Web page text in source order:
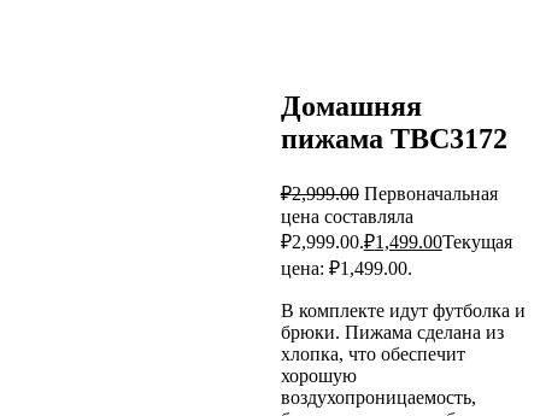
Домашняя
пижама TBC3172
₽2,999.00 Первоначальная
цена составляла
₽2,999.00.₽1,499.00Текущая
цена: ₽1,499.00.
В комплекте идут футболка и
брюки. Пижама сделана из
хлопка, что обеспечит
хорошую
воздухопроницаемость,